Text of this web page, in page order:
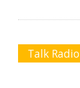
Talk Radio